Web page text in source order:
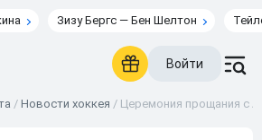
Зизу Бергс — Бен Шелтон
Войти
/ Новости хоккея / Церемония прощания с